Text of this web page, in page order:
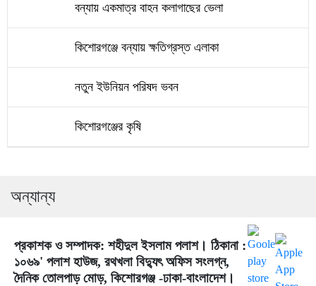
বন্যায় একমাত্র বাহন কলাগাছের ভেলা
কিশোরগঞ্জে বন্যায় ক্ষতিগ্রস্ত এলাকা
নতুন ইউনিয়ন পরিষদ ভবন
কিশোরগঞ্জের কৃষি
অন্যান্য
প্রকাশক ও সম্পাদক: শহীদুল ইসলাম পলাশ। ঠিকানা :
১০৬৯' পলাশ হাউজ, রথখলা বিদ্যুৎ অফিস সংলগ্ন,
দৈনিক তোলপাড় মোড়, কিশোরগঞ্জ -ঢাকা-বাংলাদেশ।